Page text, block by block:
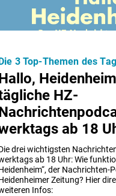
HZ-
ab 18
drei wichtigsten
ab 18 Uhr: Wie
der Nachrichten-
Zeitung? Hier
Infos:
Die 3 Top-Themen des